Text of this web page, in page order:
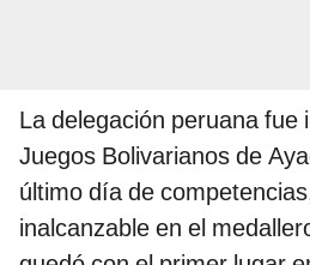
La delegación peruana fue
Juegos Bolivarianos de
último día de
inalcanzable en el